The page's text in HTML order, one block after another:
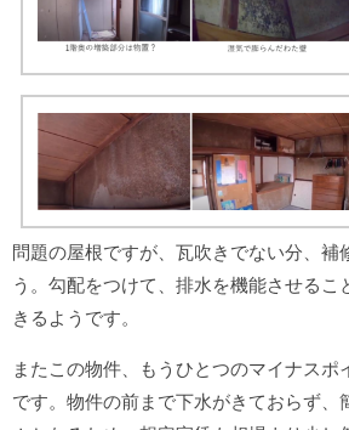
問題の屋根ですが、瓦吹きでない分、補
う。勾配をつけて、排水を機能させるこ
きるようです。
またこの物件、もうひとつのマイナスポ
です。物件の前まで下水がきておらず、